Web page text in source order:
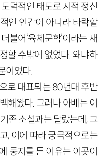
덕적인 태도로 시적 정신
인 인간이 아니라 타락할
불어‘육체문학’이라는 새
할 수밖에 없었다. 왜냐하
이었다.
로 대표되는 80년대 후반
해왔다. 그러나 아베는 이
존 소설과는 달랐는데, 그
, 이에 따라 궁극적으로는
둥지를 튼 이유는 이곳이